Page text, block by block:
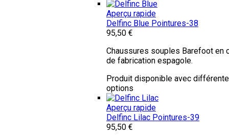
Aperçu rapide
Delfinc Blue Pointures-38
95,50 €
Chaussures souples Barefoot en
de fabrication espagole.
Produit disponible avec
options
Aperçu rapide
Delfinc Lilac Pointures-39
95,50 €